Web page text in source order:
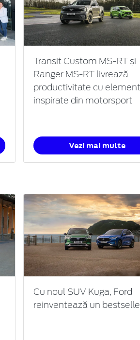
Transit Custom MS-RT și
Ranger MS-RT livrează
productivitate cu
inspirate din motorsport
Vezi mai multe
Cu noul SUV Kuga, Ford
reinventează un